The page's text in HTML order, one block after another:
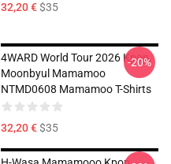
32,20 €$35
4WARD World Tour 2026 Kpop,
Moonbyul Mamamoo
NTMD0608 Mamamoo T-Shirts
32,20 €$35
-20%